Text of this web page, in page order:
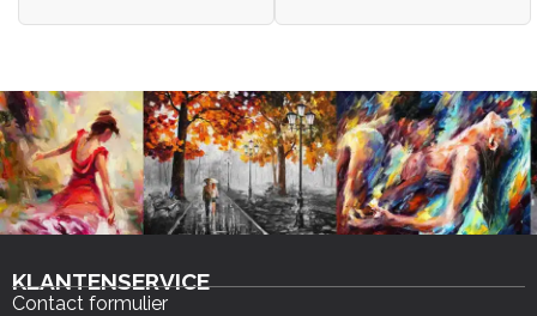
KLANTENSERVICE
Contact formulier